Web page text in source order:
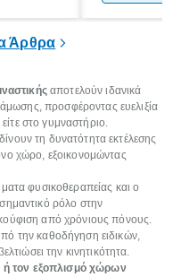
καλοκαίρι
Άρθρα
αποτελούν ιδανικά
προσφέροντας ευελιξία
στο γυμναστήριο.
δίνουν τη δυνατότητα εκτέλεσης
χώρο, εξοικονομώντας
φυσικοθεραπείας και ο
ρόλο στην
από χρόνιους πόνους.
την καθοδήγηση ειδικών,
την κινητικότητα.
τον εξοπλισμό χώρων